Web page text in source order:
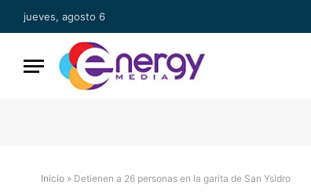
jueves, agosto 6
Inicio » Detienen a 26 personas en la garita de San Ysidro